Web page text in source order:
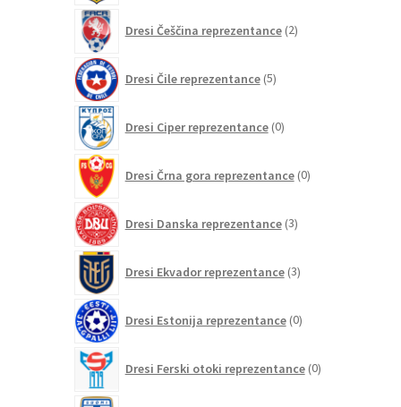
Dresi Češčina reprezentance 2izdelka
Dresi Čile reprezentance 5izdelkov
Dresi Ciper reprezentance 0izdelkov
Dresi Črna gora reprezentance 0izdelkov
Dresi Danska reprezentance 3izdelki
Dresi Ekvador reprezentance 3izdelki
Dresi Estonija reprezentance 0izdelkov
Dresi Ferski otoki reprezentance 0izdelkov